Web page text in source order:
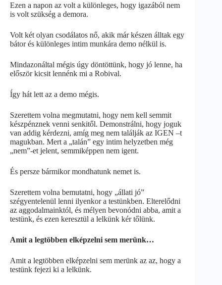
Ezen a napon az volt a különleges, hogy igazából nem
is volt szükség a demora.
Volt két olyan csodálatos nő, akik már készen álltak egy
bátor és különleges intim munkára demo nélkül is.
Mindazonáltal mégis úgy döntöttünk, hogy jó lenne, ha
először kicsit lennénk mi a Robival.
Így hát lett az a demo mégis.
Szerettem volna megmutatni, hogy nem kell semmit
készpénznek venni senkitől. Demonstrálni, hogy joguk
van addig kérdezni, amíg meg nem találják az IGEN –t
magukban. Mert a „talán” egy intim helyzetben még
„nem”-et jelent, semmiképpen nem igent.
És persze bármikor mondhatunk nemet is.
Szerettem volna bemutatni, hogy „állati jó”
szégyentelenül lenni ilyenkor a testünkben. Elterelődni
az aggodalmainktól, és mélyen bevonódni abba, amit a
testünk, és ezen keresztül a lelkünk kér tőlünk.
Amit a legtöbben elképzelni sem merünk…
Amit a legtöbben elképzelni sem merünk az az, hogy a
testünk fejezi ki a lelkünk.